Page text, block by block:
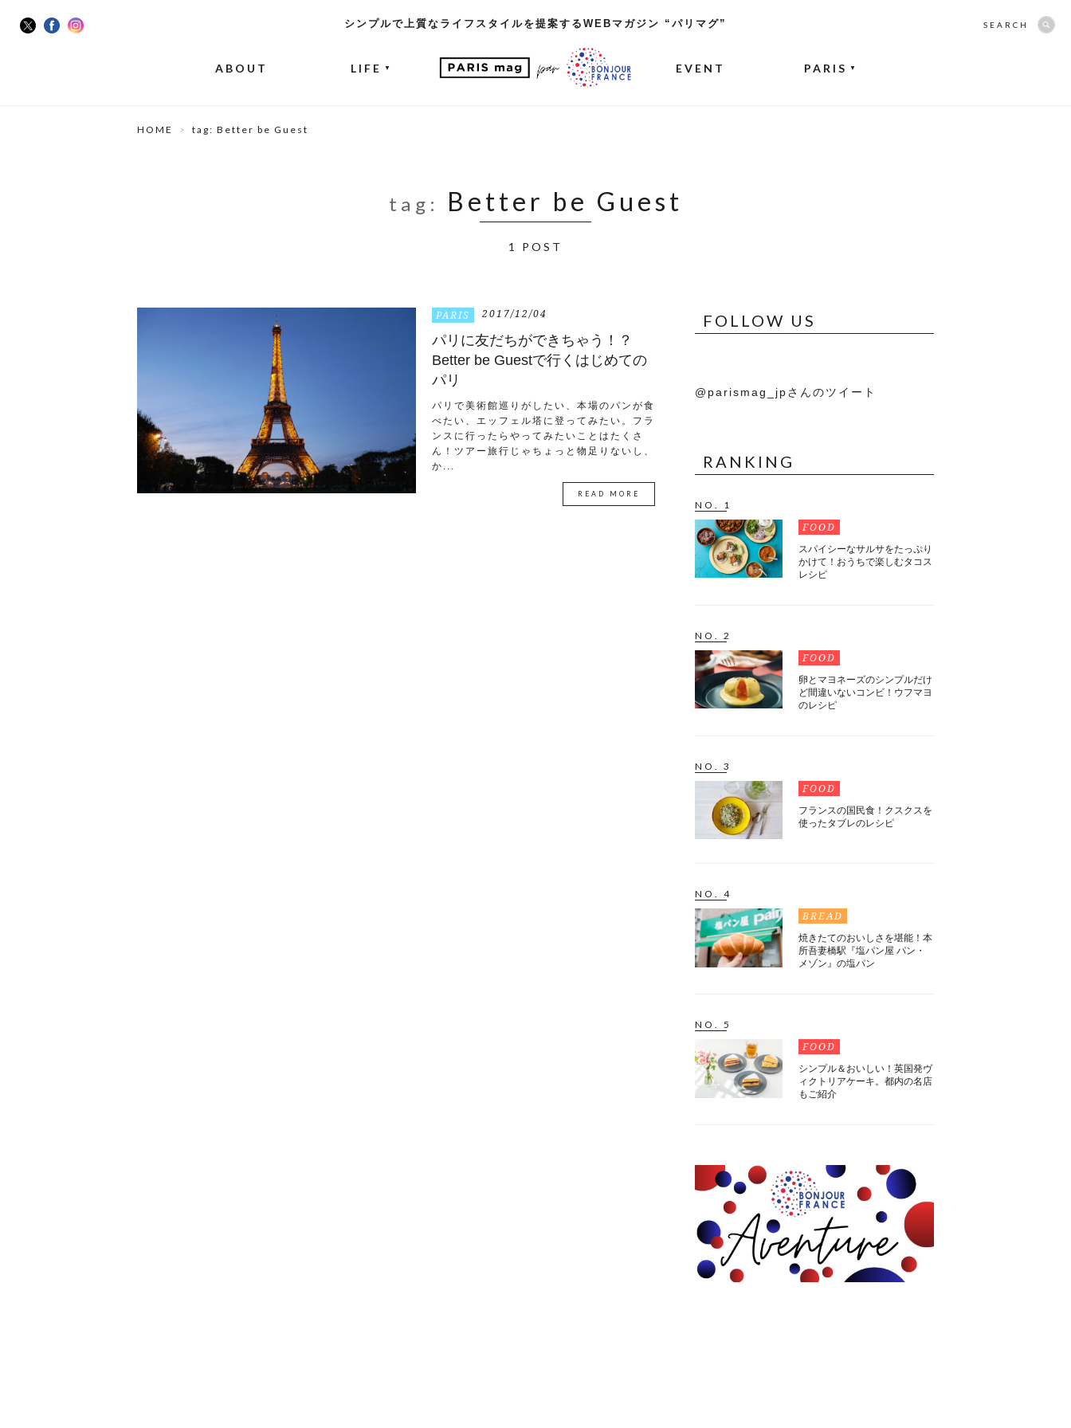
シンプルで上質なライフスタイルを提案するWEBマガジン “パリマグ”
ABOUT LIFE ▼ EVENT PARIS ▼
SEARCH
HOME tag: Better be Guest
tag: Better be Guest
1 POST
PARIS 2017/12/04
パリに友だちができちゃう！？
Better be Guestで行くはじめての
パリ
パリで美術館巡りがしたい、本場のパンが食
べたい、エッフェル塔に登ってみたい。フラ
ンスに行ったらやってみたいことはたくさ
ん！ツアー旅行じゃちょっと物足りないし、
か...
READ MORE
FOLLOW US
@parismag_jpさんのツイート
RANKING
NO. 1
FOOD
スパイシーなサルサをたっぷり
かけて！おうちで楽しむタコス
レシピ
NO. 2
FOOD
卵とマヨネーズのシンプルだけ
ど間違いないコンビ！ウフマヨ
のレシピ
NO. 3
FOOD
フランスの国民食！クスクスを
使ったタブレのレシピ
NO. 4
BREAD
焼きたてのおいしさを堪能！本
所吾妻橋駅『塩パン屋 パン・
メゾン』の塩パン
NO. 5
FOOD
シンプル＆おいしい！英国発ヴ
ィクトリアケーキ。都内の名店
もご紹介